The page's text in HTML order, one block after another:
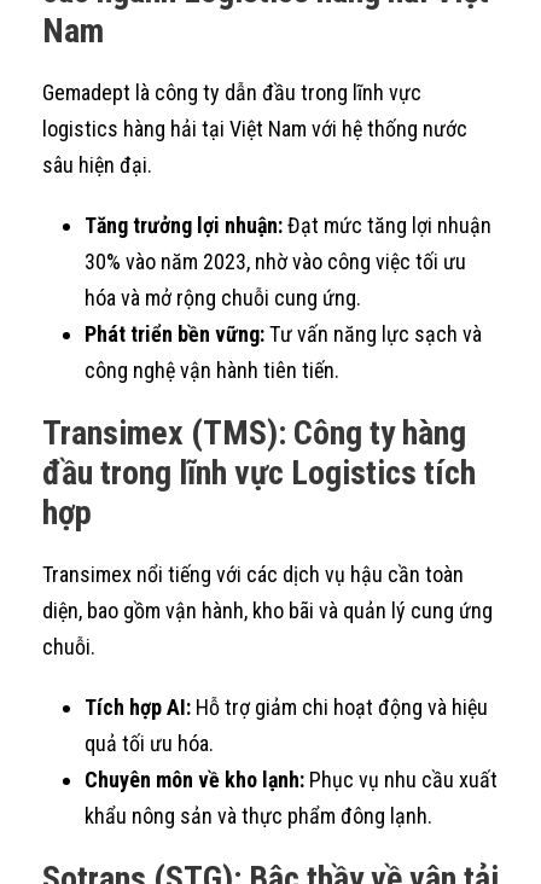
Nam
Gemadept là công ty dẫn đầu trong lĩnh vực
logistics hàng hải tại Việt Nam với hệ thống nước
sâu hiện đại.
Tăng trưởng lợi nhuận:Đạt mức tăng lợi nhuận
30% vào năm 2023, nhờ vào công việc tối ưu
hóa và mở rộng chuỗi cung ứng.
Phát triển bền vững:Tư vấn năng lực sạch và
công nghệ vận hành tiên tiến.
Transimex (TMS): Công ty hàng
đầu trong lĩnh vực Logistics tích
hợp
Transimex nổi tiếng với các dịch vụ hậu cần toàn
diện, bao gồm vận hành, kho bãi và quản lý cung ứng
chuỗi.
Tích hợp AI: Hỗ trợ giảm chi hoạt động và hiệu
quả tối ưu hóa.
Chuyên môn về kho lạnh: Phục vụ nhu cầu xuất
khẩu nông sản và thực phẩm đông lạnh.